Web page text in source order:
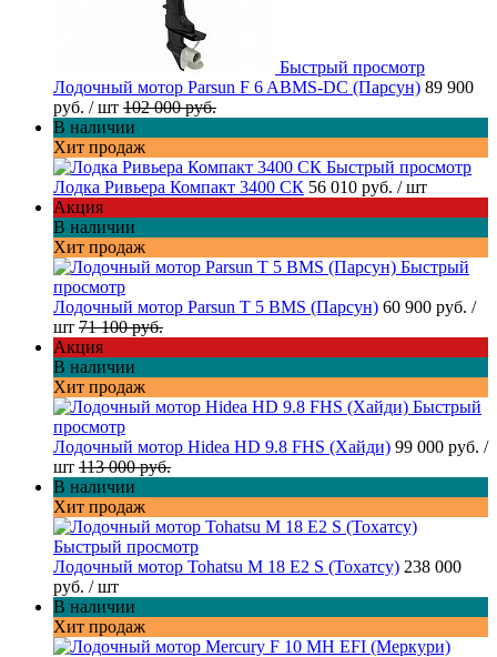
Быстрый просмотр
Лодочный мотор Parsun F 6 ABMS-DC (Парсун) 89 900
руб. / шт 102 000 руб.
В наличии
Хит продаж
Быстрый просмотр
Лодка Ривьера Компакт 3400 СК 56 010 руб. / шт
Акция
В наличии
Хит продаж
Быстрый
просмотр
Лодочный мотор Parsun T 5 BMS (Парсун) 60 900 руб. /
шт 71 100 руб.
Акция
В наличии
Хит продаж
Быстрый
просмотр
Лодочный мотор Hidea HD 9.8 FHS (Хайди) 99 000 руб. /
шт 113 000 руб.
В наличии
Хит продаж
Быстрый просмотр
Лодочный мотор Tohatsu M 18 E2 S (Тохатсу) 238 000
руб. / шт
В наличии
Хит продаж